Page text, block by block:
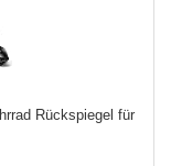
Rückspiegel für